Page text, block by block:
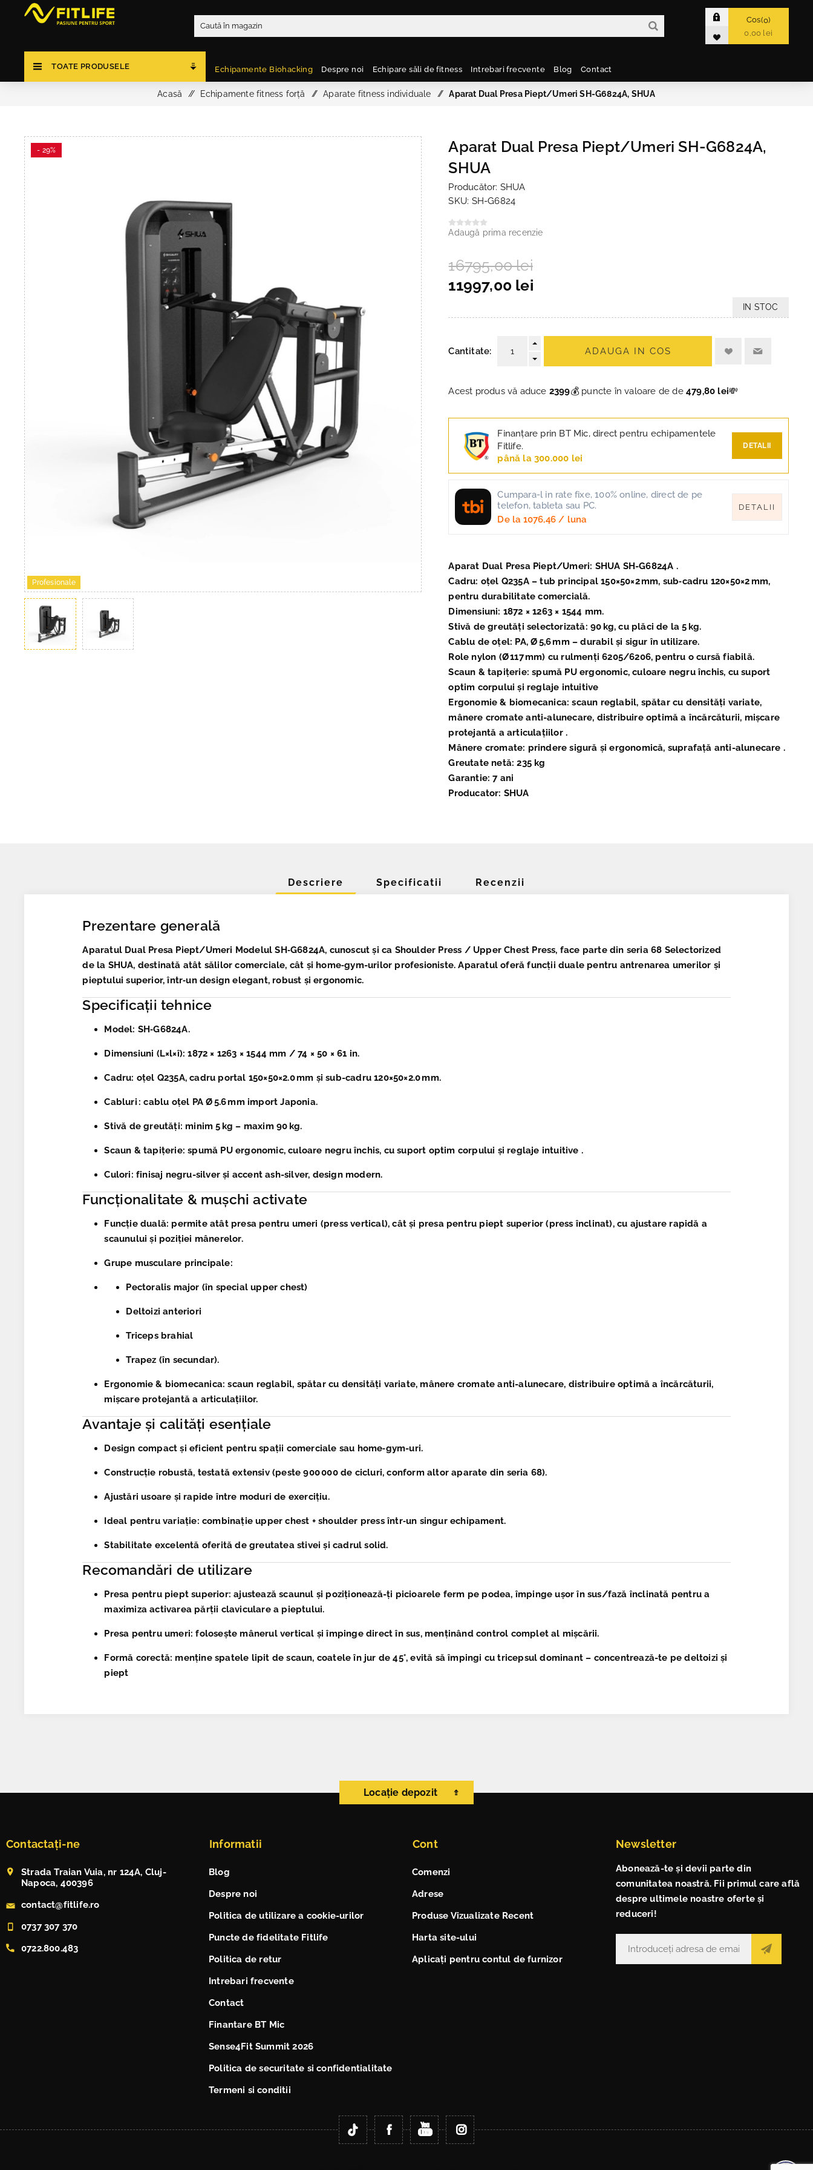
Cos 0
0,00 lei
TOATE PRODUSELE Echipamente Biohacking Despre noi Echipare săli de fitness Intrebari frecvente Blog Contact
Acasă / Echipamente fitness forță / Aparate fitness individuale / Aparat Dual Presa Piept/Umeri SH-G6824A, SHUA
- 29%
Profesionale
Aparat Dual Presa Piept/Umeri SH-G6824A,
SHUA
Producător: SHUA
SKU: SH-G6824
Adaugă prima recenzie
16795,00 lei
11997,00 lei
IN STOC
Cantitate: ADAUGA IN COS
Acest produs vă aduce 2399💰 puncte în valoare de de 479,80 lei💸
Finanțare prin BT Mic, direct pentru echipamentele
Fitlife.
până la 300.000 lei
DETALII
Cumpara-l in rate fixe, 100% online, direct de pe
telefon, tableta sau PC.
De la 1076,46 / luna
DETALII
Aparat Dual Presa Piept/Umeri: SHUA SH-G6824A .
Cadru: oțel Q235A – tub principal 150×50×2 mm, sub‑cadru 120×50×2 mm,
pentru durabilitate comercială.
Dimensiuni: 1872 × 1263 × 1544 mm.
Stivă de greutăți selectorizată: 90 kg, cu plăci de la 5 kg.
Cablu de oțel: PA, Ø 5,6 mm – durabil și sigur în utilizare.
Role nylon (Ø 117 mm) cu rulmenți 6205/6206, pentru o cursă fiabilă.
Scaun & tapițerie: spumă PU ergonomic, culoare negru închis, cu suport
optim corpului și reglaje intuitive
Ergonomie & biomecanica: scaun reglabil, spătar cu densități variate,
mânere cromate anti-alunecare, distribuire optimă a încărcăturii, mișcare
protejantă a articulațiilor .
Mânere cromate: prindere sigură și ergonomică, suprafață anti-alunecare .
Greutate netă: 235 kg
Garantie: 7 ani
Producator: SHUA
Descriere Specificatii Recenzii
Prezentare generală
Aparatul Dual Presa Piept/Umeri Modelul SH‑G6824A, cunoscut și ca Shoulder Press / Upper Chest Press, face parte din seria 68 Selectorized
de la SHUA, destinată atât sălilor comerciale, cât și home‑gym-urilor profesioniste. Aparatul oferă funcții duale pentru antrenarea umerilor și
pieptului superior, într‑un design elegant, robust și ergonomic.
Specificații tehnice
Model: SH‑G6824A.
Dimensiuni (L×l×î): 1872 × 1263 × 1544 mm / 74 × 50 × 61 in.
Cadru: oțel Q235A, cadru portal 150×50×2.0 mm și sub-cadru 120×50×2.0 mm.
Cabluri : cablu oțel PA Ø 5.6 mm import Japonia.
Stivă de greutăți: minim 5 kg – maxim 90 kg.
Scaun & tapițerie: spumă PU ergonomic, culoare negru închis, cu suport optim corpului și reglaje intuitive .
Culori: finisaj negru-silver și accent ash-silver, design modern.
Funcționalitate & mușchi activate
Funcție duală: permite atât presa pentru umeri (press vertical), cât și presa pentru piept superior (press înclinat), cu ajustare rapidă a
scaunului și poziției mânerelor.
Grupe musculare principale:
Pectoralis major (în special upper chest)
Deltoizi anteriori
Triceps brahial
Trapez (în secundar).
Ergonomie & biomecanica: scaun reglabil, spătar cu densități variate, mânere cromate anti-alunecare, distribuire optimă a încărcăturii,
mișcare protejantă a articulațiilor.
Avantaje și calități esențiale
Design compact și eficient pentru spații comerciale sau home‑gym-uri.
Construcție robustă, testată extensiv (peste 900 000 de cicluri, conform altor aparate din seria 68).
Ajustări usoare și rapide între moduri de exercițiu.
Ideal pentru variație: combinație upper chest + shoulder press într‑un singur echipament.
Stabilitate excelentă oferită de greutatea stivei și cadrul solid.
Recomandări de utilizare
Presa pentru piept superior: ajustează scaunul și poziționează-ți picioarele ferm pe podea, împinge ușor în sus/fază înclinată pentru a
maximiza activarea părții claviculare a pieptului.
Presa pentru umeri: folosește mânerul vertical și împinge direct în sus, menținând control complet al mișcării.
Formă corectă: menține spatele lipit de scaun, coatele în jur de 45°, evită să împingi cu tricepsul dominant – concentrează-te pe deltoizi și
piept
Locație depozit
Contactați-ne
Strada Traian Vuia, nr 124A, Cluj-
Napoca, 400396
contact@fitlife.ro
0737 307 370
0722.800.483
Informatii
Blog
Despre noi
Politica de utilizare a cookie-urilor
Puncte de fidelitate Fitlife
Politica de retur
Intrebari frecvente
Contact
Finantare BT Mic
Sense4Fit Summit 2026
Politica de securitate si confidentialitate
Termeni si conditii
Cont
Comenzi
Adrese
Produse Vizualizate Recent
Harta site-ului
Aplicați pentru contul de furnizor
Newsletter
Abonează-te și devii parte din
comunitatea noastră. Fii primul care află
despre ultimele noastre oferte și
reduceri!